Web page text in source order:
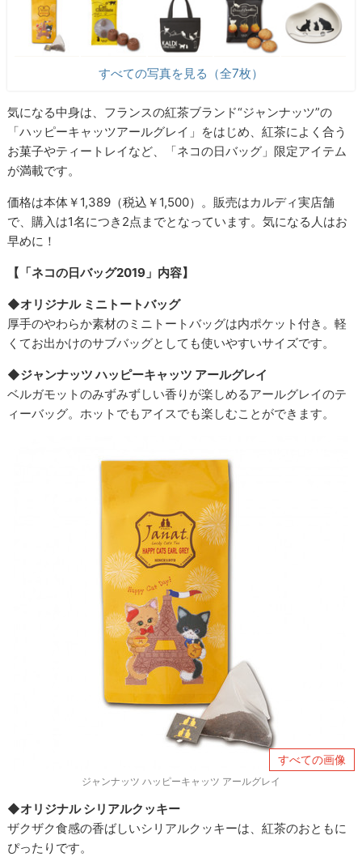
すべての写真を見る（全7枚）
気になる中身は、フランスの紅茶ブランド“ジャンナッツ”の
「ハッピーキャッツアールグレイ」をはじめ、紅茶によく合う
お菓子やティートレイなど、「ネコの日バッグ」限定アイテム
が満載です。
価格は本体￥1,389（税込￥1,500）。販売はカルディ実店舗
で、購入は1名につき2点までとなっています。気になる人はお
早めに！
【「ネコの日バッグ2019」内容】
◆オリジナル ミニトートバッグ
厚手のやわらか素材のミニトートバッグは内ポケット付き。軽
くてお出かけのサブバッグとしても使いやすいサイズです。
◆ジャンナッツ ハッピーキャッツ アールグレイ
ベルガモットのみずみずしい香りが楽しめるアールグレイのテ
ィーバッグ。ホットでもアイスでも楽しむことができます。
すべての画像
ジャンナッツ ハッピーキャッツ アールグレイ
◆オリジナル シリアルクッキー
ザクザク食感の香ばしいシリアルクッキーは、紅茶のおともに
ぴったりです。